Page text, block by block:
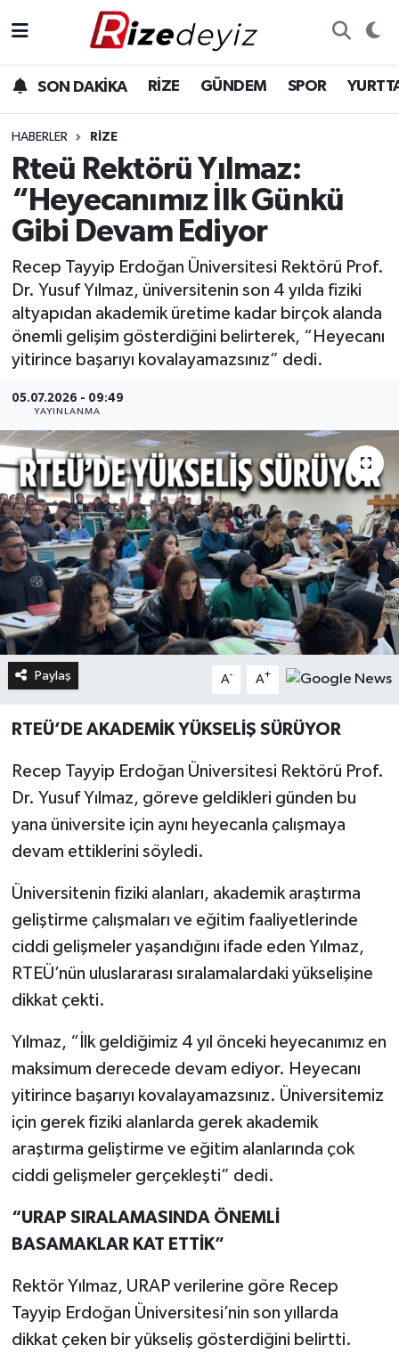
SON DAKİKA RİZE GÜNDEM SPOR
HABERLER RIZE
Rteü Rektörü Yılmaz:
“Heyecanımız İlk Günkü
Gibi Devam Ediyor
Recep Tayyip Erdoğan Üniversitesi Rektörü Prof.
Dr. Yusuf Yılmaz, üniversitenin son 4 yılda fiziki
altyapıdan akademik üretime kadar birçok alanda
önemli gelişim gösterdiğini belirterek, “Heyecanı
yitirince başarıyı kovalayamazsınız” dedi.
05.07.2026 - 09:49
YAYINLANMA
Paylaş A- A+
RTEÜ’DE AKADEMİK YÜKSELİŞ SÜRÜYOR
Recep Tayyip Erdoğan Üniversitesi Rektörü Prof.
Dr. Yusuf Yılmaz, göreve geldikleri günden bu
yana üniversite için aynı heyecanla çalışmaya
devam ettiklerini söyledi.
Üniversitenin fiziki alanları, akademik araştırma
geliştirme çalışmaları ve eğitim faaliyetlerinde
ciddi gelişmeler yaşandığını ifade eden Yılmaz,
RTEÜ’nün uluslararası sıralamalardaki yükselişine
dikkat çekti.
Yılmaz, “İlk geldiğimiz 4 yıl önceki heyecanımız en
maksimum derecede devam ediyor. Heyecanı
yitirince başarıyı kovalayamazsınız. Üniversitemiz
için gerek fiziki alanlarda gerek akademik
araştırma geliştirme ve eğitim alanlarında çok
ciddi gelişmeler gerçekleşti” dedi.
“URAP SIRALAMASINDA ÖNEMLİ
BASAMAKLAR KAT ETTİK”
Rektör Yılmaz, URAP verilerine göre Recep
Tayyip Erdoğan Üniversitesi’nin son yıllarda
dikkat çeken bir yükseliş gösterdiğini belirtti.
Gündem
Yurttan Haberler
Ekonomi
Sağlık
Rize Hava Durumu
Rize Trafik Yoğunluk Haritası
Süper Lig Puan Durumu ve Fikstür
Son Dakika Haberleri
Haber Arşivi